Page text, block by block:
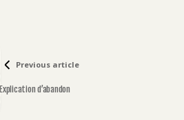
Previous article
Explication d’abandon